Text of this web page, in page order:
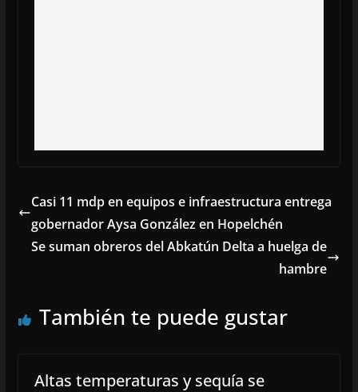
Casi 11 mdp en equipos e infraestructura entrega
gobernador Aysa González en Hopelchén
Se suman obreros del Abkatún Delta a huelga de
hambre
También te puede gustar
Altas temperaturas y sequía se